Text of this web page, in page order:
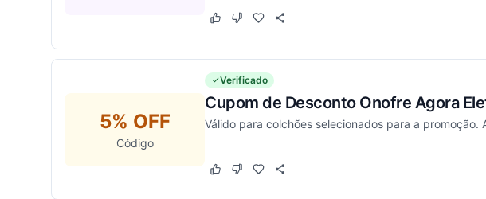
Este cupom funcionou
Este cupom não funcionou
5% OFF
Código
Verificado
Cupom de Desconto Onofre Agora
Válido para colchões selecionados para a promoção.
Este cupom funcionou
Este cupom não funcionou